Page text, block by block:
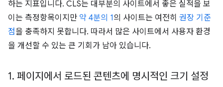
하는 지표입니다. CLS는 대부분의 사이트에서 좋은 실적을 보
이는 측정항목이지만 약 4분의 1의 사이트는 여전히 권장 기준
점을 충족하지 못합니다. 따라서 많은 사이트에서 사용자 환경
을 개선할 수 있는 큰 기회가 남아 있습니다.
1. 페이지에서 로드된 콘텐츠에 명시적인 크기 설정